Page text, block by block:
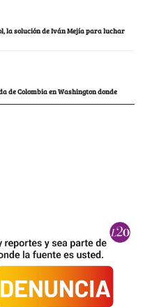
la solución de Iván Mejía para luchar
de Colombia en Washington donde